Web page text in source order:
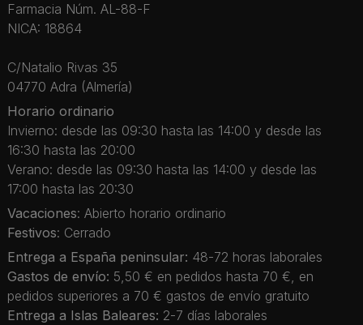
Farmacia Núm. AL-88-F
NICA: 18864
C/Natalio Rivas 35
04770 Adra (Almería)
Horario ordinario
Invierno: desde las 09:30 hasta las 14:00 y desde las
16:30 hasta las 20:00
Verano: desde las 09:30 hasta las 14:00 y desde las
17:00 hasta las 20:30
Vacaciones: Abierto horario ordinario
Festivos: Cerrado
Entrega a España peninsular: 48-72 horas laborales
Gastos de envío: 5,50 € en pedidos hasta 70 €, en
pedidos superiores a 70 € gastos de envío gratuito
Entrega a Islas Baleares: 2-7 días laborales